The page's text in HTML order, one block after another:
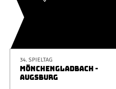
34. SPIELTAG
MÖNCHENGLADBACH -
AUGSBURG